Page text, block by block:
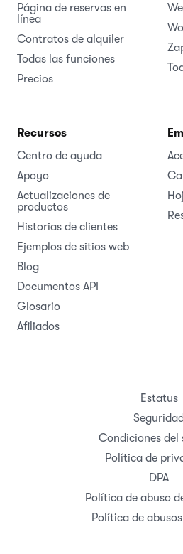
Página de reservas en
línea
Contratos de alquiler
Todas las funciones
Precios
Recursos
Centro de ayuda
Apoyo
Actualizaciones de
productos
Historias de clientes
Ejemplos de sitios web
Blog
Documentos API
Glosario
Afiliados
Estatus
Seguridad
Condiciones del
Política de
DPA
Política de abuso
Política de